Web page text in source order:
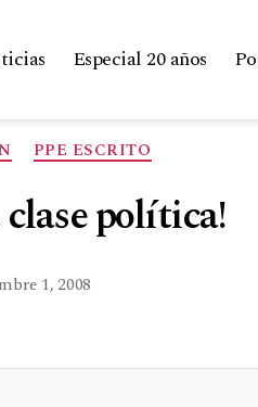
Especial 20 años
PPE ESCRITO
política!
1, 2008